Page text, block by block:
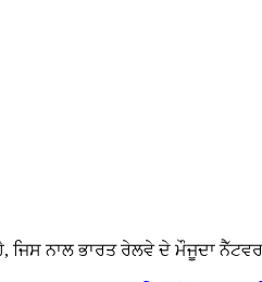
ਨਾਲ ਭਾਰਤ ਰੇਲਵੇ ਦੇ ਮੌਜੂਦਾ